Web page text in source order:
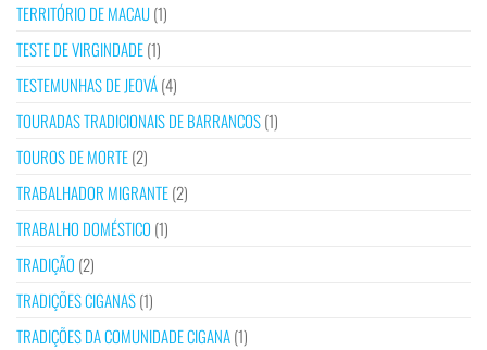
TERRITÓRIO DE MACAU(1)
TESTE DE VIRGINDADE(1)
TESTEMUNHAS DE JEOVÁ(4)
TOURADAS TRADICIONAIS DE BARRANCOS(1)
TOUROS DE MORTE(2)
TRABALHADOR MIGRANTE(2)
TRABALHO DOMÉSTICO (1)
TRADIÇÃO (2)
TRADIÇÕES CIGANAS(1)
TRADIÇÕES DA COMUNIDADE CIGANA(1)